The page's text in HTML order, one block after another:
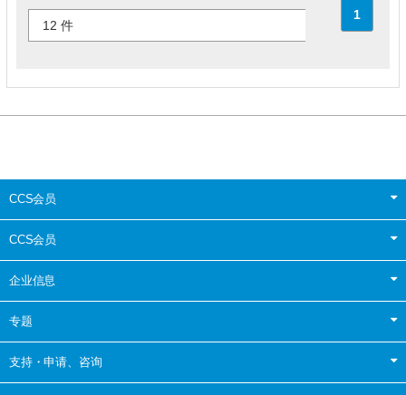
1
CCS会员
CCS会员
企业信息
专题
支持・申请、咨询